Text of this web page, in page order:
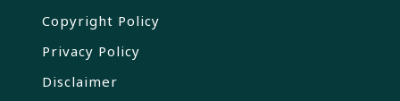
Copyright Policy
Privacy Policy
Disclaimer